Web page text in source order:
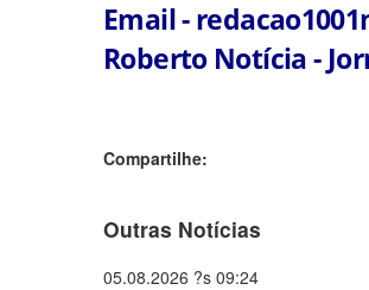
Email -
Roberto Notícia -
Compartilhe:
Outras Notícias
05.08.2026 ?s 09:24